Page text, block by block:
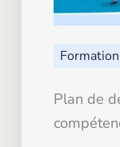
Formation
Plan de